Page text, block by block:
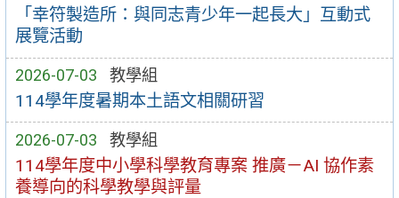
「幸符製造所：與同志青少年一起長大」互動式
展覽活動
2026-07-03 教學組
114學年度暑期本土語文相關研習
2026-07-03 教學組
114學年度中小學科學教育專案 推廣－AI 協作素
養導向的科學教學與評量